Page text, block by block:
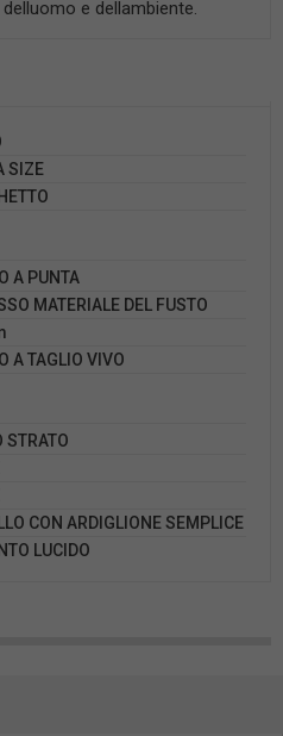
e dellambiente.
SIZE
A PUNTA
MATERIALE DEL FUSTO
A TAGLIO VIVO
STRATO
CON ARDIGLIONE SEMPLICE
LUCIDO